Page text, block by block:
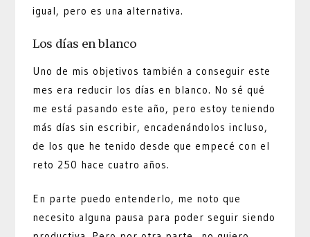
igual, pero es una alternativa.
Los días en blanco
Uno de mis objetivos también a conseguir este
mes era reducir los días en blanco. No sé qué
me está pasando este año, pero estoy teniendo
más días sin escribir, encadenándolos incluso,
de los que he tenido desde que empecé con el
reto 250 hace cuatro años.
En parte puedo entenderlo, me noto que
necesito alguna pausa para poder seguir siendo